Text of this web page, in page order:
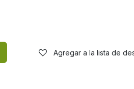
Agregar a la lista de